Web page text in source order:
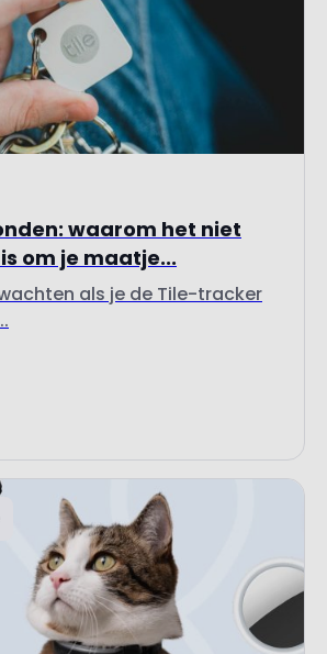
om je maatje...
als je de Tile-tracker